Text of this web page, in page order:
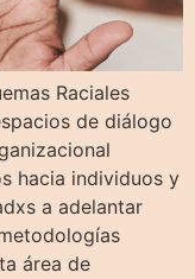
Raciales
de diálogo
hacia individuos y
a adelantar
área de